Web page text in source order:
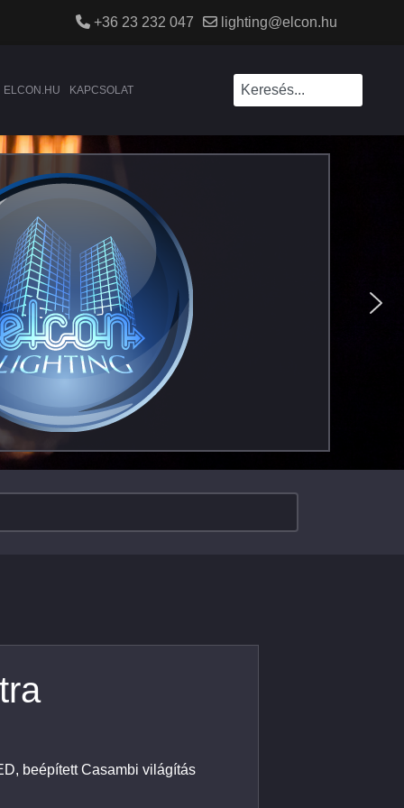
+36 23 232 047 lighting@elcon.hu
ELCON.HU KAPCSOLAT
beépített Casambi világítás